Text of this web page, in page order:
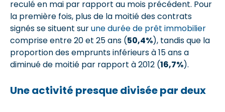
reculé en mai par rapport au mois précédent. Pour
la première fois, plus de la moitié des contrats
signés se situent surune durée de prêt immobilier
comprise entre 20 et 25 ans (50,4%), tandis que la
proportion des emprunts inférieurs à 15 ans a
diminué de moitié par rapport à 2012 (16,7%).
Une activité presque divisée par deux